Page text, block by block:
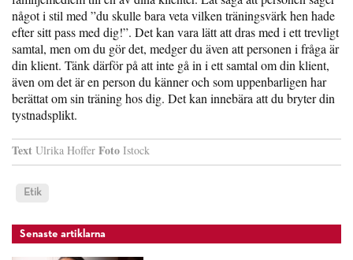
något i stil med ”du skulle bara veta vilken träningsvärk hen hade
efter sitt pass med dig!”. Det kan vara lätt att dras med i ett trevligt
samtal, men om du gör det, medger du även att personen i fråga är
din klient. Tänk därför på att inte gå in i ett samtal om din klient,
även om det är en person du känner och som uppenbarligen har
berättat om sin träning hos dig. Det kan innebära att du bryter din
tystnadsplikt.
Text Ulrika Hoffer Foto Istock
Etik
Senaste artiklarna